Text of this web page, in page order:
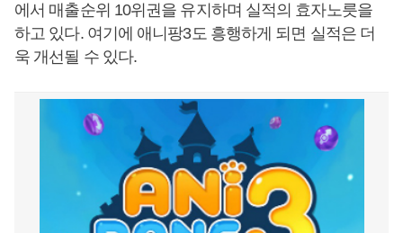
에서 매출순위 10위권을 유지하며 실적의 효자노릇을
하고 있다. 여기에 애니팡3도 흥행하게 되면 실적은 더
욱 개선될 수 있다.